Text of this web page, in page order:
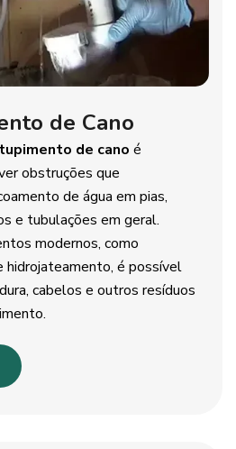
de Cano
de cano é
obstruções que
de água em pias,
e tubulações em geral.
modernos, como
hidrojateamento, é possível
cabelos e outros resíduos